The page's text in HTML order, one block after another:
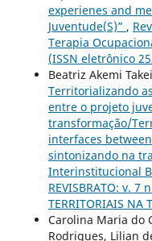
experienes and
Juventude(S)” ,
Terapia
(ISSN eletrônico
Beatriz Akemi
Territorializando
entre o projeto
transformação/
interfaces
sintonizando na
Interinstitucional
REVISBRATO: v. 7
TERRITORIAIS NA
Carolina Maria do
Rodrigues, Lilian